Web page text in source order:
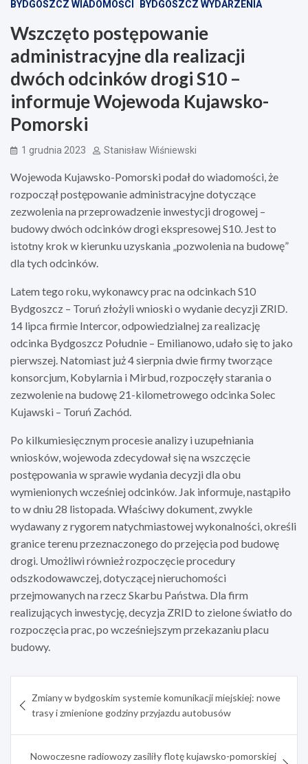
BYDGOSZCZ WIADOMOŚCI BYDGOSZCZ WYDARZENIA
Wszczęto postępowanie
administracyjne dla realizacji
dwóch odcinków drogi S10 –
informuje Wojewoda Kujawsko-
Pomorski
1 grudnia 2023 Stanisław Wiśniewski
Wojewoda Kujawsko-Pomorski podał do wiadomości, że
rozpoczął postępowanie administracyjne dotyczące
zezwolenia na przeprowadzenie inwestycji drogowej –
budowy dwóch odcinków drogi ekspresowej S10. Jest to
istotny krok w kierunku uzyskania „pozwolenia na budowę”
dla tych odcinków.
Latem tego roku, wykonawcy prac na odcinkach S10
Bydgoszcz – Toruń złożyli wnioski o wydanie decyzji ZRID.
14 lipca firmie Intercor, odpowiedzialnej za realizację
odcinka Bydgoszcz Południe – Emilianowo, udało się to jako
pierwszej. Natomiast już 4 sierpnia dwie firmy tworzące
konsorcjum, Kobylarnia i Mirbud, rozpoczęły starania o
zezwolenie na budowę 21-kilometrowego odcinka Solec
Kujawski – Toruń Zachód.
Po kilkumiesięcznym procesie analizy i uzupełniania
wniosków, wojewoda zdecydował się na wszczęcie
postępowania w sprawie wydania decyzji dla obu
wymienionych wcześniej odcinków. Jak informuje, nastąpiło
to w dniu 28 listopada. Właściwy dokument, zwykle
wydawany z rygorem natychmiastowej wykonalności, określi
granice terenu przeznaczonego do przejęcia pod budowę
drogi. Umożliwi również rozpoczęcie procedury
odszkodowawczej, dotyczącej nieruchomości
przejmowanych na rzecz Skarbu Państwa. Dla firm
realizujących inwestycję, decyzja ZRID to zielone światło do
rozpoczęcia prac, po wcześniejszym przekazaniu placu
budowy.
wpisu
Zmiany w bydgoskim systemie komunikacji miejskiej: nowe
trasy i zmienione godziny przyjazdu autobusów
Nowoczesne radiowozy zasiliły flotę kujawsko-pomorskiej